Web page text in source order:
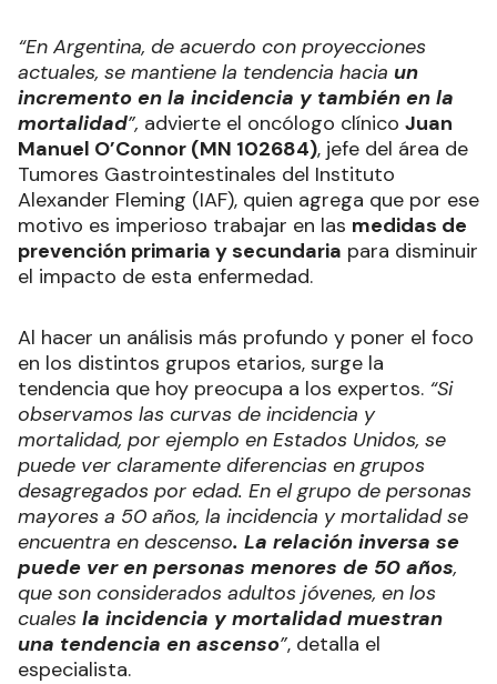
“En Argentina, de acuerdo con proyecciones
actuales, se mantiene la tendencia hacia un
incremento en la incidencia y también en la
mortalidad”, advierte el oncólogo clínico Juan
Manuel O’Connor (MN 102684), jefe del área de
Tumores Gastrointestinales del Instituto
Alexander Fleming (IAF), quien agrega que por ese
motivo es imperioso trabajar en las medidas de
prevención primaria y secundaria para disminuir
el impacto de esta enfermedad.
Al hacer un análisis más profundo y poner el foco
en los distintos grupos etarios, surge la
tendencia que hoy preocupa a los expertos. “Si
observamos las curvas de incidencia y
mortalidad, por ejemplo en Estados Unidos, se
puede ver claramente diferencias en grupos
desagregados por edad. En el grupo de personas
mayores a 50 años, la incidencia y mortalidad se
encuentra en descenso. La relación inversa se
puede ver en personas menores de 50 años,
que son considerados adultos jóvenes, en los
cuales la incidencia y mortalidad muestran
una tendencia en ascenso”, detalla el
especialista.